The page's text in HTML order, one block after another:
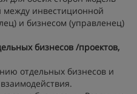
инвестиционной
и бизнесом (управленец)
бизнесов /проектов,
отдельных бизнесов и